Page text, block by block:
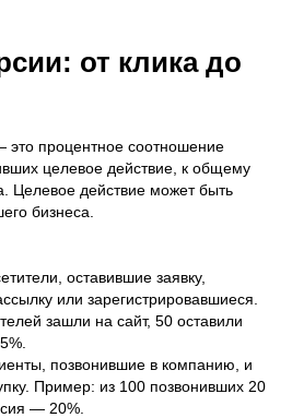
от клика до
это процентное соотношение
целевое действие, к общему
Целевое действие может быть
бизнеса.
оставившие заявку,
или зарегистрировавшиеся.
зашли на сайт, 50 оставили
позвонившие в компанию, и
Пример: из 100 позвонивших 20
— 20%.